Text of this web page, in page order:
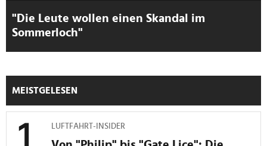
"Die Leute wollen einen Skandal im
Sommerloch"
MEISTGELESEN
LUFTFAHRT-INSIDER